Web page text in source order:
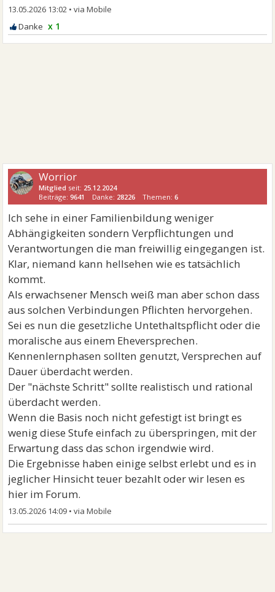
13.05.2026 13:02 •
x 1
Worrior
Mitglied seit: 25.12.2024
Beiträge:9641 Danke: 28226 Themen:6
Ich sehe in einer Familienbildung weniger
Abhängigkeiten sondern Verpflichtungen und
Verantwortungen die man freiwillig eingegangen ist.
Klar, niemand kann hellsehen wie es tatsächlich
kommt.
Als erwachsener Mensch weiß man aber schon dass
aus solchen Verbindungen Pflichten hervorgehen.
Sei es nun die gesetzliche Untethaltspflicht oder die
moralische aus einem Eheversprechen.
Kennenlernphasen sollten genutzt, Versprechen auf
Dauer überdacht werden.
Der "nächste Schritt" sollte realistisch und rational
überdacht werden.
Wenn die Basis noch nicht gefestigt ist bringt es
wenig diese Stufe einfach zu überspringen, mit der
Erwartung dass das schon irgendwie wird.
Die Ergebnisse haben einige selbst erlebt und es in
jeglicher Hinsicht teuer bezahlt oder wir lesen es
hier im Forum.
13.05.2026 14:09 •